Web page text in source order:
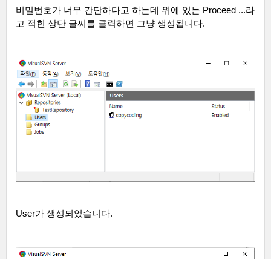
비밀번호가 너무 간단하다고 하는데 위에 있는 Proceed ...라
고 적힌 상단 글씨를 클릭하면 그냥 생성됩니다.
User가 생성되었습니다.